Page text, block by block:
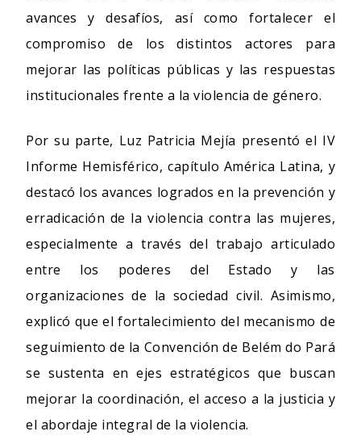
avances y desafíos, así como fortalecer el
compromiso de los distintos actores para
mejorar las políticas públicas y las respuestas
institucionales frente a la violencia de género.
Por su parte, Luz Patricia Mejía presentó el IV
Informe Hemisférico, capítulo América Latina, y
destacó los avances logrados en la prevención y
erradicación de la violencia contra las mujeres,
especialmente a través del trabajo articulado
entre los poderes del Estado y las
organizaciones de la sociedad civil. Asimismo,
explicó que el fortalecimiento del mecanismo de
seguimiento de la Convención de Belém do Pará
se sustenta en ejes estratégicos que buscan
mejorar la coordinación, el acceso a la justicia y
el abordaje integral de la violencia.